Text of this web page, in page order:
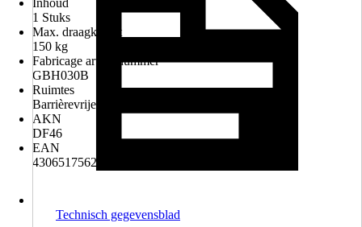
Inhoud
1 Stuks
Max. draagkracht
150 kg
Fabricage artikelnummer
GBH030B
Ruimtes
Barrièrevrije badkamer
AKN
DF46
EAN
4306517562939
Technisch gegevensblad